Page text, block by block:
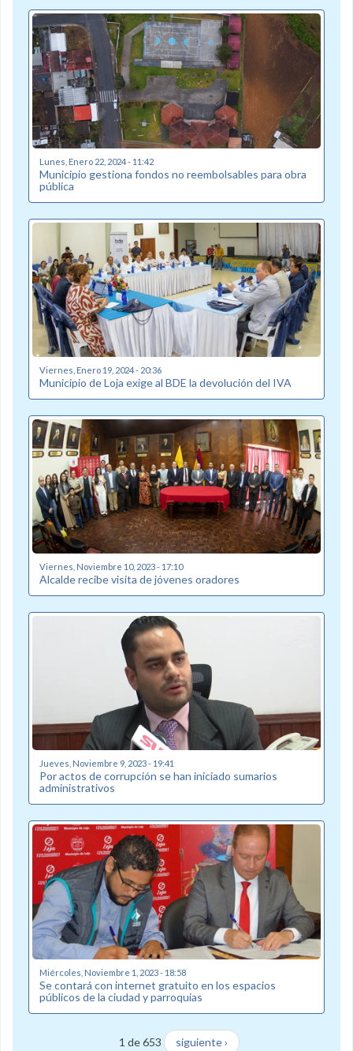
Lunes, Enero 22, 2024 - 11:42
Municipio gestiona fondos no reembolsables para obra
pública
Viernes, Enero 19, 2024 - 20:36
Municipio de Loja exige al BDE la devolución del IVA
Viernes, Noviembre 10, 2023 - 17:10
Alcalde recibe visita de jóvenes oradores
Jueves, Noviembre 9, 2023 - 19:41
Por actos de corrupción se han iniciado sumarios
administrativos
Miércoles, Noviembre 1, 2023 - 18:58
Se contará con internet gratuito en los espacios
públicos de la ciudad y parroquias
1 de 653 siguiente ›